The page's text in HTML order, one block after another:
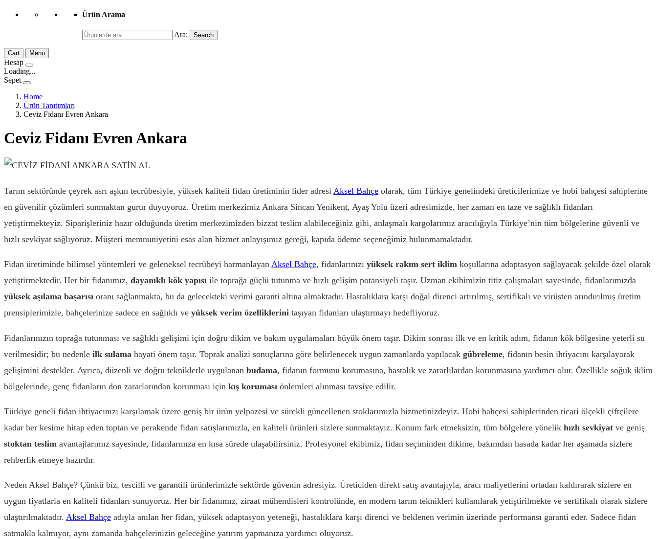
Ürün Arama
Ara: Search
Cart Menu
Hesap
Loading...
Sepet
Home
Ürün Tanıtımları
Ceviz Fidanı Evren Ankara
Ceviz Fidanı Evren Ankara
Tarım sektöründe çeyrek asrı aşkın tecrübesiyle, yüksek kaliteli fidan üretiminin lider adresi Aksel Bahçe olarak, tüm Türkiye genelindeki üreticilerimize ve hobi bahçesi sahiplerine
en güvenilir çözümleri sunmaktan gurur duyuyoruz. Üretim merkezimiz Ankara Sincan Yenikent, Ayaş Yolu üzeri adresimizde, her zaman en taze ve sağlıklı fidanları
yetiştirmekteyiz. Siparişleriniz hazır olduğunda üretim merkezimizden bizzat teslim alabileceğiniz gibi, anlaşmalı kargolarımız aracılığıyla Türkiye’nin tüm bölgelerine güvenli ve
hızlı sevkiyat sağlıyoruz. Müşteri memnuniyetini esas alan hizmet anlayışımız gereği, kapıda ödeme seçeneğimiz bulunmamaktadır.
Fidan üretiminde bilimsel yöntemleri ve geleneksel tecrübeyi harmanlayan Aksel Bahçe, fidanlarınızı yüksek rakım sert iklim koşullarına adaptasyon sağlayacak şekilde özel olarak
yetiştirmektedir. Her bir fidanımız, dayanıklı kök yapısı ile toprağa güçlü tutunma ve hızlı gelişim potansiyeli taşır. Uzman ekibimizin titiz çalışmaları sayesinde, fidanlarımızda
yüksek aşılama başarısı oranı sağlanmakta, bu da gelecekteki verimi garanti altına almaktadır. Hastalıklara karşı doğal direnci artırılmış, sertifikalı ve virüsten arındırılmış üretim
prensiplerimizle, bahçelerinize sadece en sağlıklı ve yüksek verim özelliklerini taşıyan fidanları ulaştırmayı hedefliyoruz.
Fidanlarınızın toprağa tutunması ve sağlıklı gelişimi için doğru dikim ve bakım uygulamaları büyük önem taşır. Dikim sonrası ilk ve en kritik adım, fidanın kök bölgesine yeterli su
verilmesidir; bu nedenle ilk sulama hayati önem taşır. Toprak analizi sonuçlarına göre belirlenecek uygun zamanlarda yapılacak gübreleme, fidanın besin ihtiyacını karşılayarak
gelişimini destekler. Ayrıca, düzenli ve doğru tekniklerle uygulanan budama, fidanın formunu korumasına, hastalık ve zararlılardan korunmasına yardımcı olur. Özellikle soğuk iklim
bölgelerinde, genç fidanların don zararlarından korunması için kış koruması önlemleri alınması tavsiye edilir.
Türkiye geneli fidan ihtiyacınızı karşılamak üzere geniş bir ürün yelpazesi ve sürekli güncellenen stoklarımızla hizmetinizdeyiz. Hobi bahçesi sahiplerinden ticari ölçekli çiftçilere
kadar her kesime hitap eden toptan ve perakende fidan satışlarımızla, en kaliteli ürünleri sizlere sunmaktayız. Konum fark etmeksizin, tüm bölgelere yönelik hızlı sevkiyat ve geniş
stoktan teslim avantajlarımız sayesinde, fidanlarınıza en kısa sürede ulaşabilirsiniz. Profesyonel ekibimiz, fidan seçiminden dikime, bakımdan hasada kadar her aşamada sizlere
rehberlik etmeye hazırdır.
Neden Aksel Bahçe? Çünkü biz, tescilli ve garantili ürünlerimizle sektörde güvenin adresiyiz. Üreticiden direkt satış avantajıyla, aracı maliyetlerini ortadan kaldırarak sizlere en
uygun fiyatlarla en kaliteli fidanları sunuyoruz. Her bir fidanımız, ziraat mühendisleri kontrolünde, en modern tarım teknikleri kullanılarak yetiştirilmekte ve sertifikalı olarak sizlere
ulaştırılmaktadır. Aksel Bahçe adıyla anılan her fidan, yüksek adaptasyon yeteneği, hastalıklara karşı direnci ve beklenen verimin üzerinde performansı garanti eder. Sadece fidan
satmakla kalmıyor, aynı zamanda bahçelerinizin geleceğine yatırım yapmanıza yardımcı oluyoruz.